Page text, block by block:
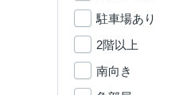
駐車場あり
2階以上
南向き